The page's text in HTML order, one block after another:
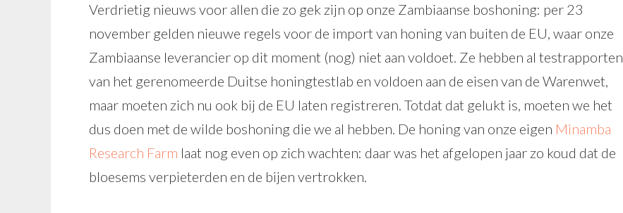
Verdrietig nieuws voor allen die zo gek zijn op onze Zambiaanse boshoning: per 23
november gelden nieuwe regels voor de import van honing van buiten de EU, waar onze
Zambiaanse leverancier op dit moment (nog) niet aan voldoet. Ze hebben al testrapporten
van het gerenomeerde Duitse honingtestlab en voldoen aan de eisen van de Warenwet,
maar moeten zich nu ook bij de EU laten registreren. Totdat dat gelukt is, moeten we het
dus doen met de wilde boshoning die we al hebben. De honing van onze eigen Minamba
Research Farm laat nog even op zich wachten: daar was het afgelopen jaar zo koud dat de
bloesems verpieterden en de bijen vertrokken.